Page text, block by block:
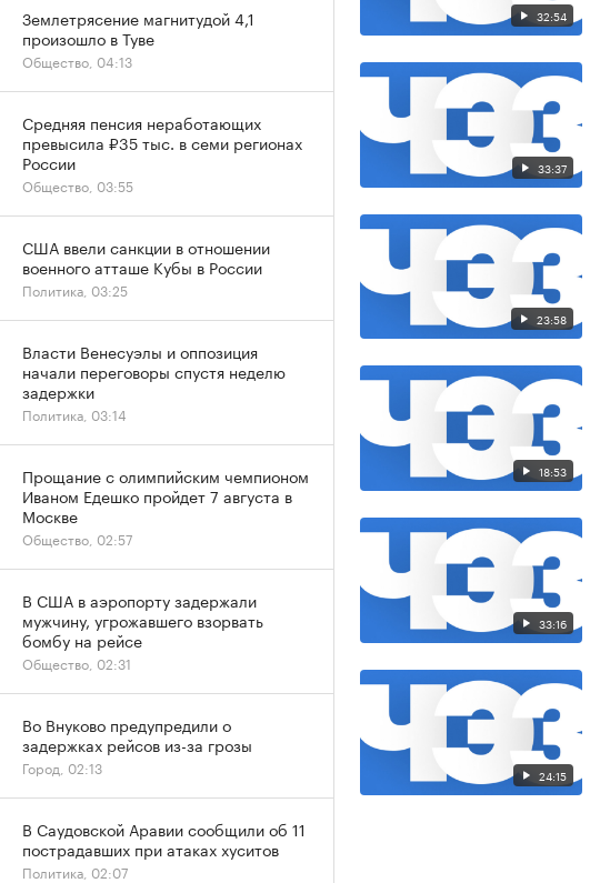
32:54
33:37
23:58
18:53
33:16
24:15
Землетрясение магнитудой 4,1
произошло в Туве
Общество, 04:13
Средняя пенсия неработающих
превысила ₽35 тыс. в семи регионах
России
Общество, 03:55
США ввели санкции в отношении
военного атташе Кубы в России
Политика, 03:25
Власти Венесуэлы и оппозиция
начали переговоры спустя неделю
задержки
Политика, 03:14
Прощание с олимпийским чемпионом
Иваном Едешко пройдет 7 августа в
Москве
Общество, 02:57
В США в аэропорту задержали
мужчину, угрожавшего взорвать
бомбу на рейсе
Общество, 02:31
Во Внуково предупредили о
задержках рейсов из-за грозы
Город, 02:13
В Саудовской Аравии сообщили об 11
пострадавших при атаках хуситов
Политика, 02:07